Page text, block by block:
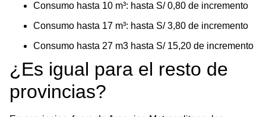
Consumo hasta 10 m³: hasta S/ 0,80 de incremento
Consumo hasta 17 m³: hasta S/ 3,80 de incremento
Consumo hasta 27 m3 hasta S/ 15,20 de incremento
¿Es igual para el resto de
provincias?